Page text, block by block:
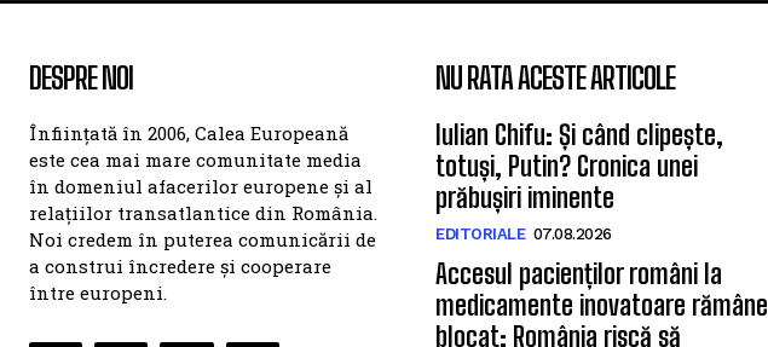
DESPRE NOI
Înființată în 2006, Calea Europeană
este cea mai mare comunitate media
în domeniul afacerilor europene și al
relațiilor transatlantice din România.
Noi credem în puterea comunicării de
a construi încredere și cooperare
între europeni.
NU RATA ACESTE ARTICOLE
Iulian Chifu: Și când clipește,
totuși, Putin? Cronica unei
prăbușiri iminente
EDITORIALE 07.08.2026
Accesul pacienților români la
medicamente inovatoare rămâne
blocat: România riscă să